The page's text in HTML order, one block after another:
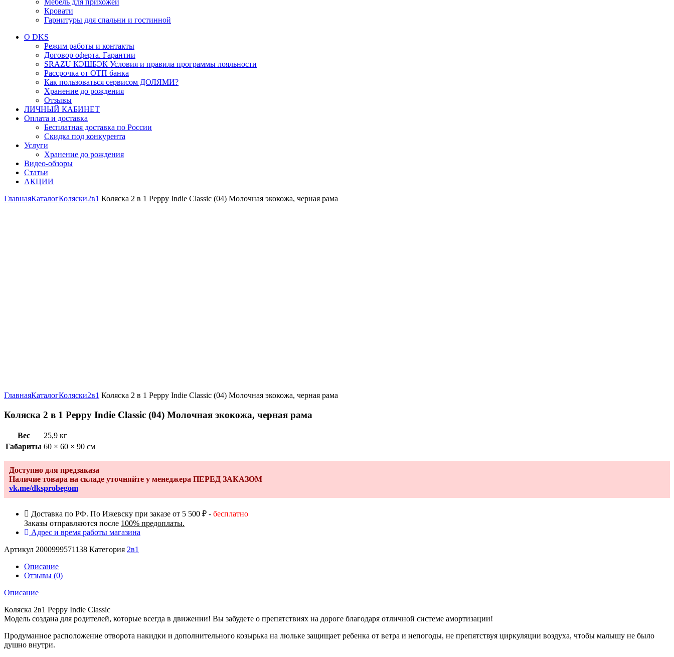
Мебель для прихожей
Кровати
Гарнитуры для спальни и гостинной
О DKS
Режим работы и контакты
Договор оферта. Гарантии
SRAZU КЭШБЭК Условия и правила программы лояльности
Рассрочка от ОТП банка
Как пользоваться сервисом ДОЛЯМИ?
Хранение до рождения
Отзывы
ЛИЧНЫЙ КАБИНЕТ
Оплата и доставка
Бесплатная доставка по России
Скидка под конкурента
Услуги
Хранение до рождения
Видео-обзоры
Статьи
АКЦИИ
ГлавнаяКаталогКоляски2в1 Коляска 2 в 1 Peppy Indie Classic (04) Молочная экокожа, черная рама
ГлавнаяКаталогКоляски2в1 Коляска 2 в 1 Peppy Indie Classic (04) Молочная экокожа, черная рама
Коляска 2 в 1 Peppy Indie Classic (04) Молочная экокожа, черная рама
Вес
25,9 кг
Габариты 60 × 60 × 90 см
Доступно для предзаказа
Наличие товара на складе уточняйте у менеджера ПЕРЕД ЗАКАЗОМ
vk.me/dksprobegom
Доставка по РФ. По Ижевску при заказе от 5 500 ₽ - бесплатно
Заказы отправляются после 100% предоплаты.
Адрес и время работы магазина
Артикул 2000999571138 Категория 2в1
Описание
Отзывы (0)
Описание
Коляска 2в1 Peppy Indie Classic
Модель создана для родителей, которые всегда в движении! Вы забудете о препятствиях на дороге благодаря отличной системе амортизации!
Продуманное расположение отворота накидки и дополнительного козырька на люльке защищает ребенка от ветра и непогоды, не препятствуя циркуляции воздуха, чтобы малышу не было
душно внутри.